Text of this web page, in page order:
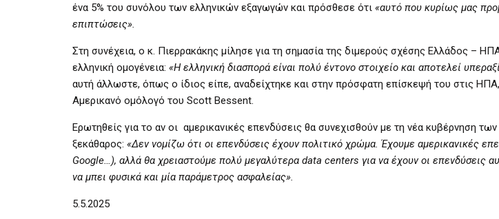
ένα 5% του συνόλου των ελληνικών εξαγωγών και πρόσθεσε ότι «αυτό που κυρίως μας
επιπτώσεις».
Στη συνέχεια, ο κ. Πιερρακάκης μίλησε για τη σημασία της διμερούς σχέσης Ελλάδος – ΗΠΑ
ελληνική ομογένεια: «Η ελληνική διασπορά είναι πολύ έντονο στοιχείο και αποτελεί
αυτή άλλωστε, όπως ο ίδιος είπε, αναδείχτηκε και στην πρόσφατη επίσκεψή του στις
Αμερικανό ομόλογό του Scott Bessent.
Ερωτηθείς για το αν οι αμερικανικές επενδύσεις θα συνεχισθούν με τη νέα κυβέρνηση
ξεκάθαρος: «Δεν νομίζω ότι οι επενδύσεις έχουν πολιτικό χρώμα. Έχουμε αμερικανικές
Google…), αλλά θα χρειαστούμε πολύ μεγαλύτερα data centers για να έχουν οι επενδύσεις
να μπει φυσικά και μία παράμετρος ασφαλείας».
5.5.2025